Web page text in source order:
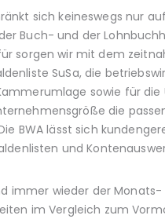
sich keineswegs nur
Buch- und der
sorgen wir mit dem
SuSa, die
sowie für
die
BWA lässt sich
und
immer wieder der
im Vergleich zum